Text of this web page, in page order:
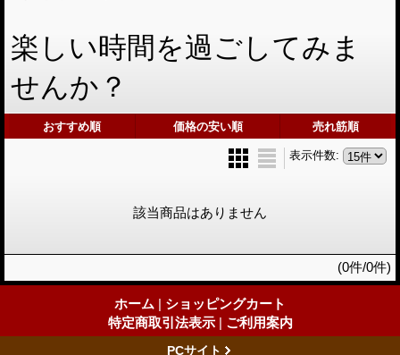
楽しい時間を過ごしてみま
せんか？
おすすめ順 価格の安い順 売れ筋順
表示件数:
該当商品はありません
(0件/0件)
ホーム | ショッピングカート
特定商取引法表示 | ご利用案内
PCサイト